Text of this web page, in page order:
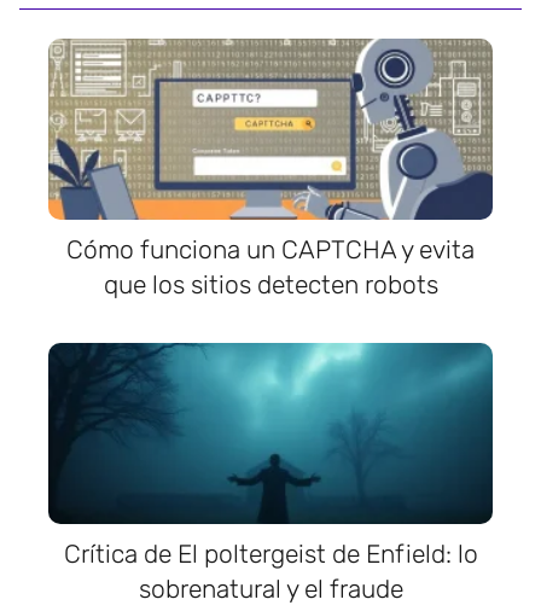
Cómo funciona un CAPTCHA y evita
que los sitios detecten robots
Crítica de El poltergeist de Enfield: lo
sobrenatural y el fraude